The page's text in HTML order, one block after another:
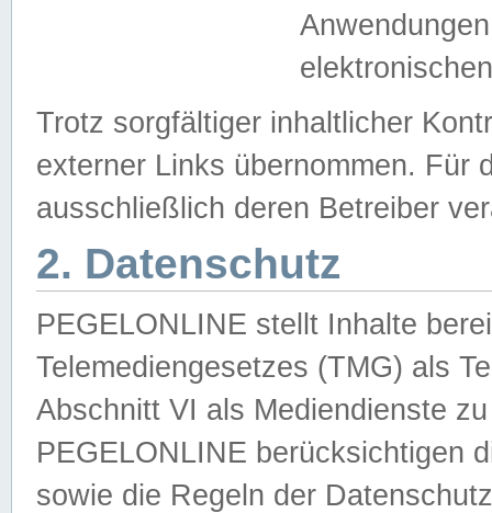
Trotz sorgfältiger inhaltlicher
externer Links übernommen. Für
ausschließlich deren Betreiber
2. Datenschutz
PEGELONLINE stellt Inhalte
Telemediengesetzes (TMG) als
Abschnitt VI als Mediendienste
PEGELONLINE berücksichtigen
sowie die Regeln der